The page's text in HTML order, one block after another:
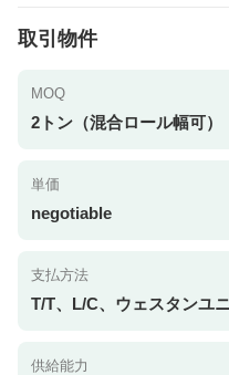
取引物件
MOQ
2トン（混合ロール幅可）
単価
negotiable
支払方法
T/T、L/C、ウェスタンユ
供給能力